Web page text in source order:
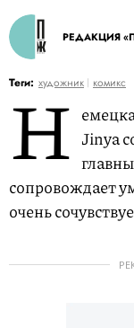
РЕДАКЦИЯ
Теги: художник комикс
Н Jinya
сопровождает
очень